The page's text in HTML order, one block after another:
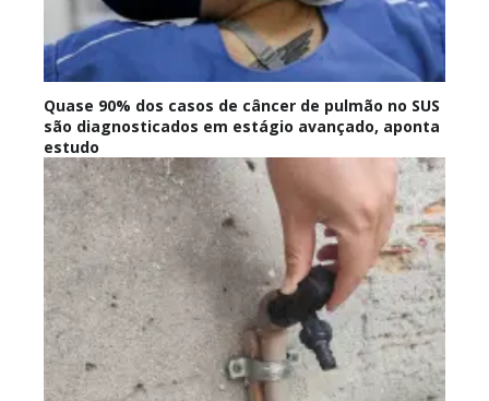
Quase 90% dos casos de câncer de pulmão no SUS
são diagnosticados em estágio avançado, aponta
estudo